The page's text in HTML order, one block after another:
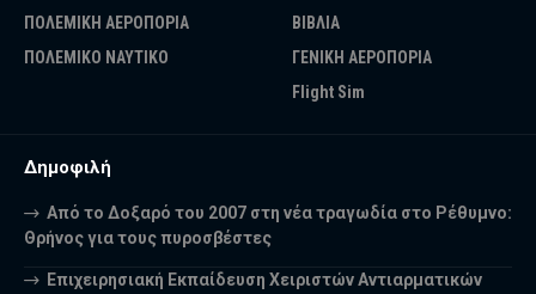
ΠΟΛΕΜΙΚΗ ΑΕΡΟΠΟΡΙΑ
ΠΟΛΕΜΙΚΟ ΝΑΥΤΙΚΟ
ΒΙΒΛΙΑ
ΓΕΝΙΚΗ ΑΕΡΟΠΟΡΙΑ
Flight Sim
Δημοφιλή
Από το Δοξαρό του 2007 στη νέα τραγωδία στο Ρέθυμνο:
Θρήνος για τους πυροσβέστες
Επιχειρησιακή Εκπαίδευση Χειριστών Αντιαρματικών